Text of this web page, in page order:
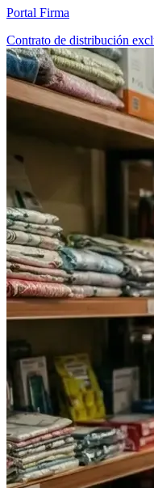
Portal Firma
Contrato de distribución